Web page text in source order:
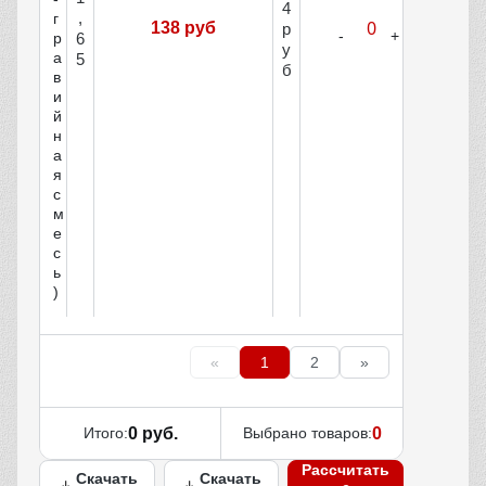
г
р
а
в
и
й
н
а
я
с
м
е
с
ь
)
,
6
5
138 руб
4
р
у
б
« 1 2 »
Итого:0 руб. Выбрано товаров:0
Скачать Скачать
Рассчитать